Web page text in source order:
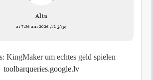
Alta
جولائ 12, 2026 at 7:36 am
KingMaker um echtes geld spielen
toolbarqueries.google.lv